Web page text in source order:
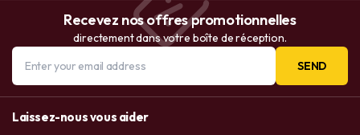
Recevez nos offres promotionnelles
directement dans votre boîte de réception.
SEND
Laissez-nous vous aider